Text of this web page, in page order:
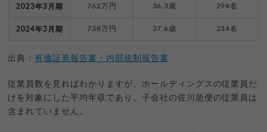
2023年3月期 762万円 36.3歳 294名
2024年3月期 738万円 37.6歳 234名
出典：有価証券報告書・内部統制報告書
従業員数を見ればわかりますが、ホールディングスの従業員だ
けを対象にした平均年収であり、子会社の佐川急便の従業員は
含まれていません。